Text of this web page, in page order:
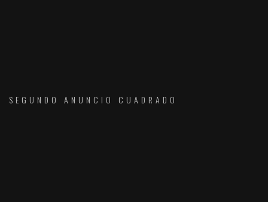
SEGUNDO ANUNCIO CUADRADO